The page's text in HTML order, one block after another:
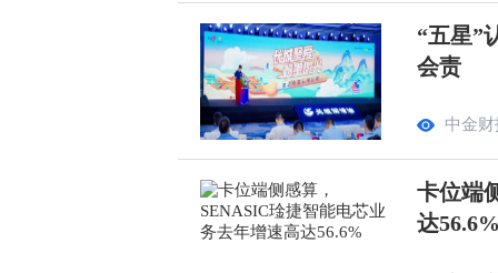
“五星”
会责
中金财
卡位端
达